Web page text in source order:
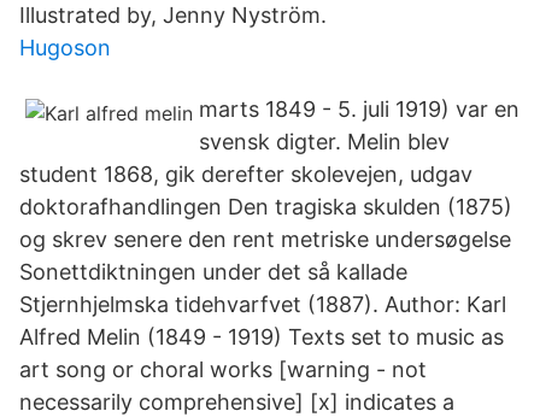
Illustrated by, Jenny Nyström.
Hugoson
marts 1849 - 5. juli 1919) var en
svensk digter. Melin blev
student 1868, gik derefter skolevejen, udgav
doktorafhandlingen Den tragiska skulden (1875)
og skrev senere den rent metriske undersøgelse
Sonettdiktningen under det så kallade
Stjernhjelmska tidehvarfvet (1887). Author: Karl
Alfred Melin (1849 - 1919) Texts set to music as
art song or choral works [warning - not
necessarily comprehensive] [x] indicates a